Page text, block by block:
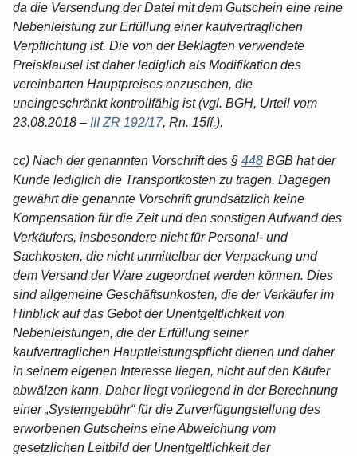
da die Versendung der Datei mit dem Gutschein eine reine
Nebenleistung zur Erfüllung einer kaufvertraglichen
Verpflichtung ist. Die von der Beklagten verwendete
Preisklausel ist daher lediglich als Modifikation des
vereinbarten Hauptpreises anzusehen, die
uneingeschränkt kontrollfähig ist (vgl. BGH, Urteil vom
23.08.2018 – III ZR 192/17, Rn. 15ff.).
cc) Nach der genannten Vorschrift des § 448 BGB hat der
Kunde lediglich die Transportkosten zu tragen. Dagegen
gewährt die genannte Vorschrift grundsätzlich keine
Kompensation für die Zeit und den sonstigen Aufwand des
Verkäufers, insbesondere nicht für Personal- und
Sachkosten, die nicht unmittelbar der Verpackung und
dem Versand der Ware zugeordnet werden können. Dies
sind allgemeine Geschäftsunkosten, die der Verkäufer im
Hinblick auf das Gebot der Unentgeltlichkeit von
Nebenleistungen, die der Erfüllung seiner
kaufvertraglichen Hauptleistungspflicht dienen und daher
in seinem eigenen Interesse liegen, nicht auf den Käufer
abwälzen kann. Daher liegt vorliegend in der Berechnung
einer „Systemgebühr“ für die Zurverfügungstellung des
erworbenen Gutscheins eine Abweichung vom
gesetzlichen Leitbild der Unentgeltlichkeit der